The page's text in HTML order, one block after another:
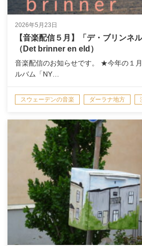
2026年5月23日
【音楽配信５月】「デ・ブリンネ
（Det brinner en eld）
音楽配信のお知らせです。 ★今年の１
ルバム「NY…
スウェーデンの音楽 ダーラナ地方